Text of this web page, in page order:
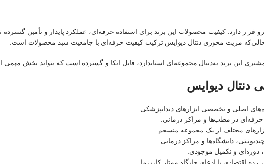
دارد. کیفیت محصولات این برند برای استفاده حرفه‌ای، عملکرد پایدار و تأمین گسترده
مزیت محوری دنتال دیوایس ترکیب کیفیت حرفه‌ای با جامعیت سبد محصولات است.
این برند به‌دنبال مجموعه‌ای استاندارد، قابل اتکا و گسترده است که بتواند بخش مهمی
دنتال دیوایس
اصلی و تخصصی ابزارهای دندانپزشکی.
در مطب‌ها و مراکز درمانی.
مختلف از یک مجموعه منسجم.
دانشگاه‌ها و مراکز درمانی.
دوره‌ای و تکمیل موجودی.
اقتصادی یا ادعای جایگاه ممتاز کاریزما.